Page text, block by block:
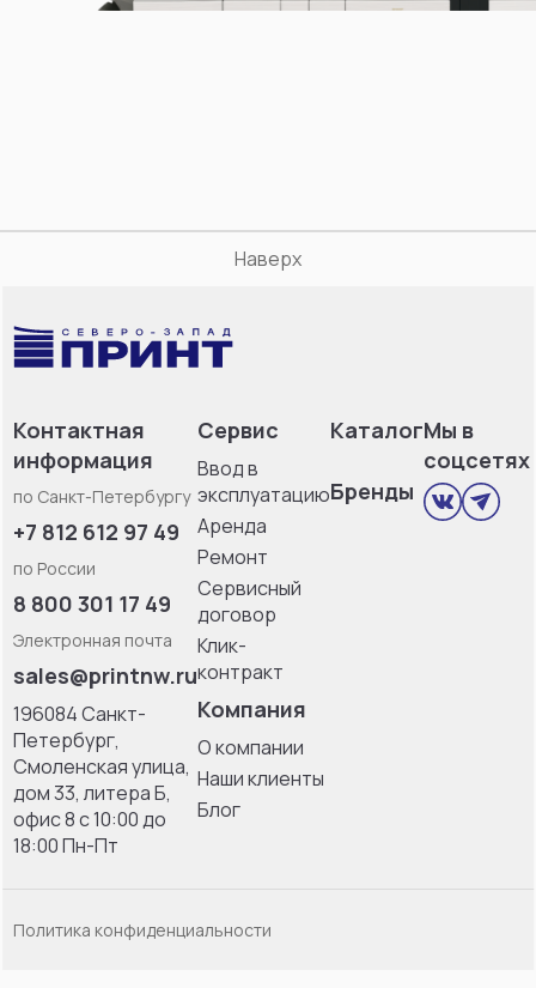
Наверх
Контактная
информация
по Санкт-Петербургу
+7 812 612 97 49
по России
8 800 301 17 49
Электронная почта
sales@printnw.ru
196084 Санкт-
Петербург,
Смоленская улица,
дом 33, литерa Б,
офис 8 с 10:00 до
18:00 Пн-Пт
Сервис
Ввод в
эксплуатацию
Аренда
Ремонт
Сервисный
договор
Клик-
контракт
Компания
О компании
Наши клиенты
Блог
Каталог
Бренды
Мы в
соцсетях
Политика конфиденциальности